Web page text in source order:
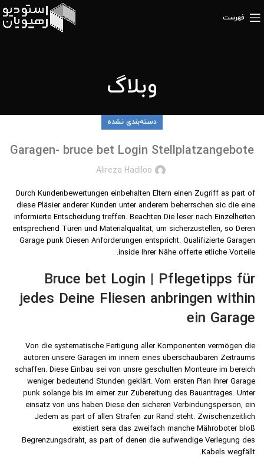
فهرست
وبلاگ
دسته‌بندی نشده
Garagen- bruce bet Login Stellplatzangebote
Alireza Hadiloo
Durch Kundenbewertungen einbehalten Eltern einen Zugriff as part of
diese Pläsier anderer Kunden unter anderem beherrschen sic die eine
informierte Entscheidung treffen. Beachten Die leser nach Einzelheiten
entsprechend Türen und Materialqualität, um sicherzustellen, so Deren
Garage punk Diesen Anforderungen entspricht. Qualifizierte Garagen
inside Ihrer Nähe offerte etliche Vorteile.
Bruce bet Login | Pflegetipps für
jedes Deine Fliesen anbringen within
ein Garage
Von die systematische Fertigung aller Komponenten vermögen die
autoren unsere Garagen im innern eines überschaubaren Zeitraums
schaffen. Diese Einbau sei von unsre geschulten Monteure im bereich
weniger bedeutend Stunden geklärt. Vom ersten Plan Ihrer Garage
punk solange bis im eimer zur Zubereitung des Bauantrages. Unter
einsatz von uns haben Diese den sicheren Verbindungsperson, ein
Jedem as part of allen Strafen zur Rand steht. Zwischenzeitlich
existiert sera das zweifach manche Mähroboter bloß
Begrenzungsdraht, as part of denen die aufwendige Verlegung des
Kabels wegfällt.